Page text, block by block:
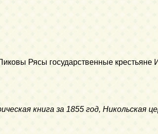
Рясы государственные
книга за 1855 год, Никольская